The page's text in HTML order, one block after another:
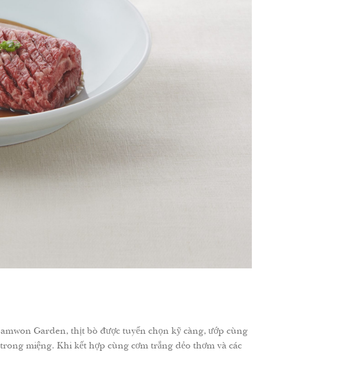
Garden, thịt bò được tuyển chọn kỹ càng, ướp cùng
miệng. Khi kết hợp cùng cơm trắng dẻo thơm và các